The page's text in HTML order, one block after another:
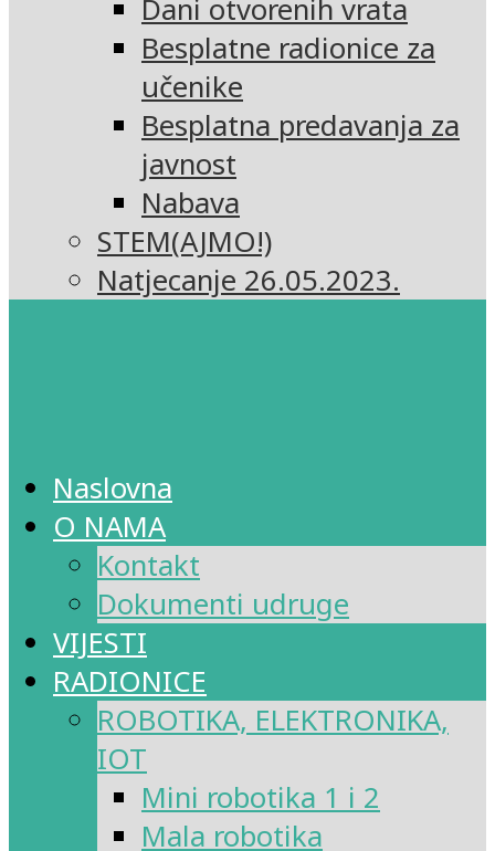
Dani otvorenih vrata
Besplatne radionice za
učenike
Besplatna predavanja za
javnost
Nabava
STEM(AJMO!)
Natjecanje 26.05.2023.
Naslovna
O NAMA
Kontakt
Dokumenti udruge
VIJESTI
RADIONICE
ROBOTIKA, ELEKTRONIKA,
IOT
Mini robotika 1 i 2
Mala robotika